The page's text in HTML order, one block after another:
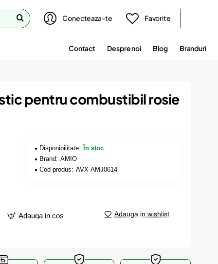
Conecteaza-te Favorite
Contact Despre noi Blog Branduri
pentru combustibil rosie
Disponibilitate:
În stoc
Brand: AMIO
Cod produs: AVX-AMJ0614
Adauga in cos Adauga in wishlist